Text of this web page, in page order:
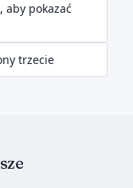
aby pokazać
trzecie